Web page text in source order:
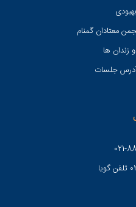
معتادان گمنام
زندان ها
جلسات